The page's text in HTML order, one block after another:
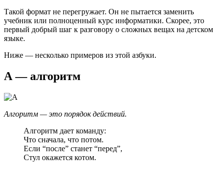
Такой формат не перегружает. Он не пытается заменить
учебник или полноценный курс информатики. Скорее, это
первый добрый шаг к разговору о сложных вещах на детском
языке.
Ниже — несколько примеров из этой азбуки.
А — алгоритм
Алгоритм — это порядок действий.
Алгоритм дает команду:
Что сначала, что потом.
Если “после” станет “перед”,
Стул окажется котом.